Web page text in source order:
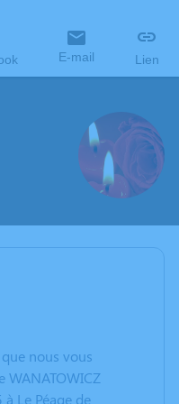
E-mail Lien
nous vous
WANATOWICZ
Le Péage de